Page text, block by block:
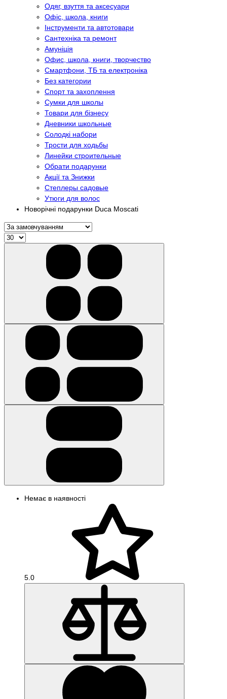
Одяг, взуття та аксесуари
Офіс, школа, книги
Інструменти та автотовари
Сантехніка та ремонт
Амуніція
Офис, школа, книги, творчество
Смартфони, ТБ та електроніка
Без категории
Спорт та захоплення
Сумки для школы
Товари для бізнесу
Дневники школьные
Солодкі набори
Трости для ходьбы
Линейки строительные
Обрати подарунки
Акції та Знижки
Степлеры садовые
Утюги для волос
Новорічні подарунки Duca Moscati
Немає в наявності
5.0